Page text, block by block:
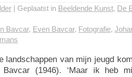
| Geplaatst in Beeldende Kunst, De
Bavcar, Even Bavcar, Fotografie,
landschappen van mijn jeugd
Bavcar (1946). ‘Maar ik heb